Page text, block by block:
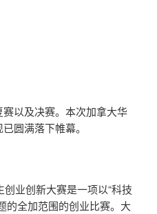
以及决赛。本次加拿大华
圆满落下帷幕。
业创新大赛是一项以“科技
的全加范围的创业比赛。大